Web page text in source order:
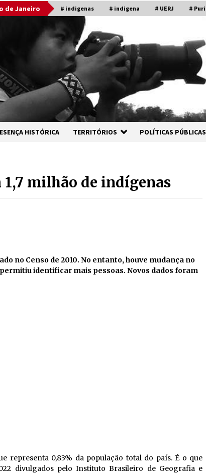
de Janeiro # indigenas # indigena # UERJ # Puri
HISTÓRICA TERRITÓRIOS POLÍTICAS PÚBLICAS
1,7 milhão de indígenas
no Censo de 2010. No entanto, houve mudança no
identificar mais pessoas. Novos dados foram
representa 0,83% da população total do país.É o que
divulgados pelo Instituto Brasileiro de Geografia e